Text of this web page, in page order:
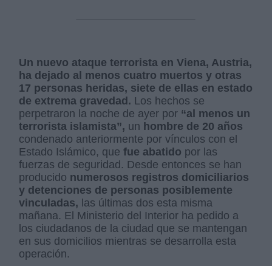
Un nuevo ataque terrorista en Viena, Austria,
ha dejado al menos cuatro muertos y otras
17 personas heridas, siete de ellas en estado
de extrema gravedad. Los hechos se
perpetraron la noche de ayer por “al menos un
terrorista islamista”, un hombre de 20 años
condenado anteriormente por vínculos con el
Estado Islámico, quefue abatido por las
fuerzas de seguridad. Desde entonces se han
producido numerosos registros domiciliarios
y detenciones de personas posiblemente
vinculadas, las últimas dos esta misma
mañana. El Ministerio del Interior ha pedido a
los ciudadanos de la ciudad que se mantengan
en sus domicilios mientras se desarrolla esta
operación.